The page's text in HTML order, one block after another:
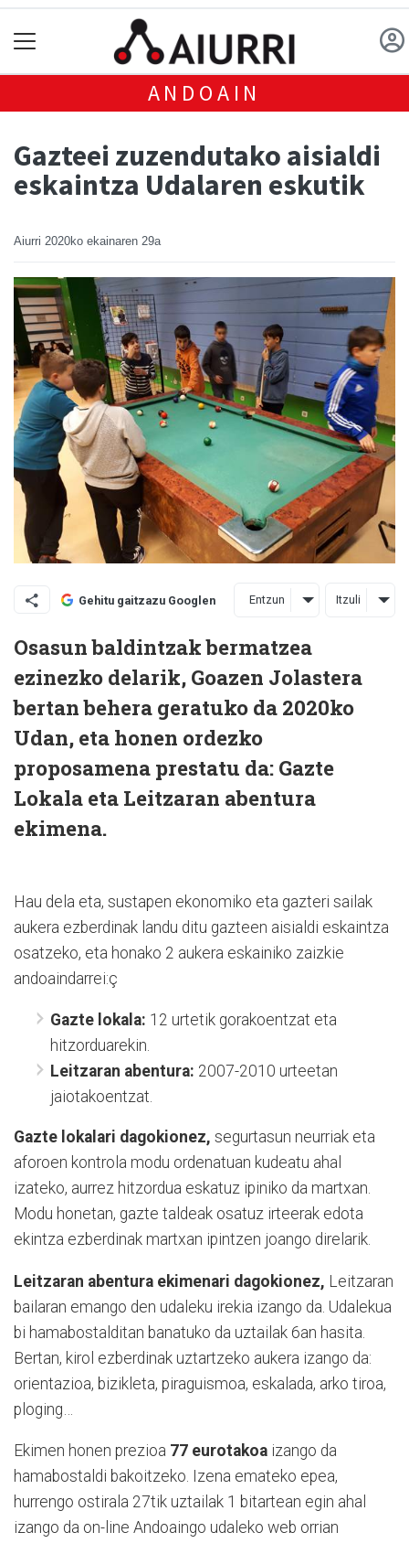
ANDOAIN
Gazteei zuzendutako aisialdi
eskaintza Udalaren eskutik
Aiurri 2020ko ekainaren 29a
Gehitu gaitzazu Googlen Entzun Itzuli
Osasun baldintzak bermatzea
ezinezko delarik, Goazen Jolastera
bertan behera geratuko da 2020ko
Udan, eta honen ordezko
proposamena prestatu da: Gazte
Lokala eta Leitzaran abentura
ekimena.
Hau dela eta, sustapen ekonomiko eta gazteri sailak
aukera ezberdinak landu ditu gazteen aisialdi eskaintza
osatzeko, eta honako 2 aukera eskainiko zaizkie
andoaindarrei:ç
Gazte lokala: 12 urtetik gorakoentzat eta
hitzorduarekin.
Leitzaran abentura: 2007-2010 urteetan
jaiotakoentzat.
Gazte lokalari dagokionez, segurtasun neurriak eta
aforoen kontrola modu ordenatuan kudeatu ahal
izateko, aurrez hitzordua eskatuz ipiniko da martxan.
Modu honetan, gazte taldeak osatuz irteerak edota
ekintza ezberdinak martxan ipintzen joango direlarik.
Leitzaran abentura ekimenari dagokionez, Leitzaran
bailaran emango den udaleku irekia izango da. Udalekua
bi hamabostalditan banatuko da uztailak 6an hasita.
Bertan, kirol ezberdinak uztartzeko aukera izango da:
orientazioa, bizikleta, piraguismoa, eskalada, arko tiroa,
ploging…
Ekimen honen prezioa 77 eurotakoa izango da
hamabostaldi bakoitzeko. Izena emateko epea,
hurrengo ostirala 27tik uztailak 1 bitartean egin ahal
izango da on-line Andoaingo udaleko web orrian